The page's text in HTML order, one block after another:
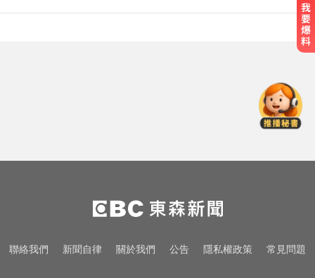
率曝 一縣市達59％
資深歌手「小秦漢」張海漢辭世享
壽68歲 好友證實噩耗
愛玩車／無聲超跑失寵 瑪莎拉蒂將
聯絡我們 新聞自律 關於我們 公告 隱私權政策 常見問題